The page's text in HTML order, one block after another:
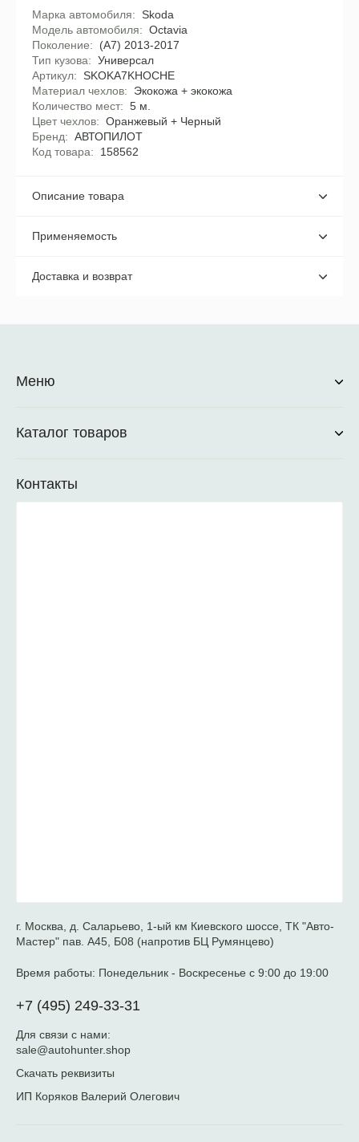
Марка автомобиля
Skoda
Модель автомобиля
Octavia
Поколение
(A7) 2013-2017
Тип кузова
Универсал
Артикул
SKOKA7KHOCHE
Материал чехлов
Экокожа + экокожа
Количество мест
5 м.
Цвет чехлов
Оранжевый + Черный
Бренд
АВТОПИЛОТ
Код товара
158562
Описание товара
Применяемость
Доставка и возврат
Меню
Каталог товаров
Контакты
г. Москва, д. Саларьево, 1-ый км Киевского шоссе, ТК "Авто-
Мастер" пав. А45, Б08 (напротив БЦ Румянцево)
Время работы: Понедельник - Воскресенье с 9:00 до 19:00
+7 (495) 249-33-31
Для связи с нами:
sale@autohunter.shop
Скачать реквизиты
ИП Коряков Валерий Олегович